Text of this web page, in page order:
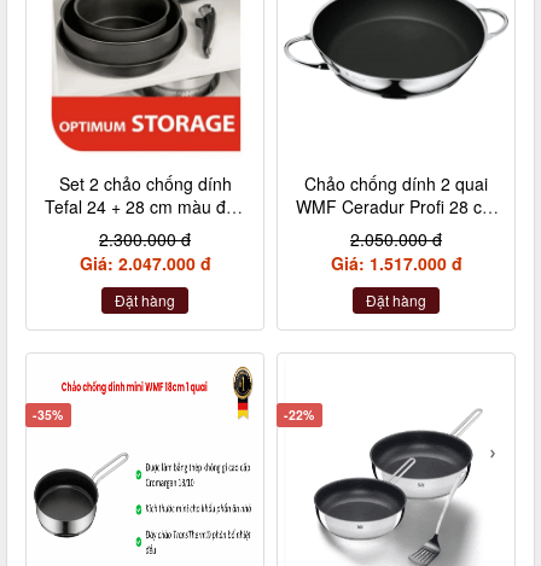
Set 2 chảo chống dính
Tefal 24 + 28 cm màu đen
cán rời L6509205
2.300.000 đ
Giá: 2.047.000 đ
Đặt hàng
Chảo chống dính 2 quai
WMF Ceradur Profi 28 cm
nội địa Đức
2.050.000 đ
Giá: 1.517.000 đ
Đặt hàng
-35% -22%